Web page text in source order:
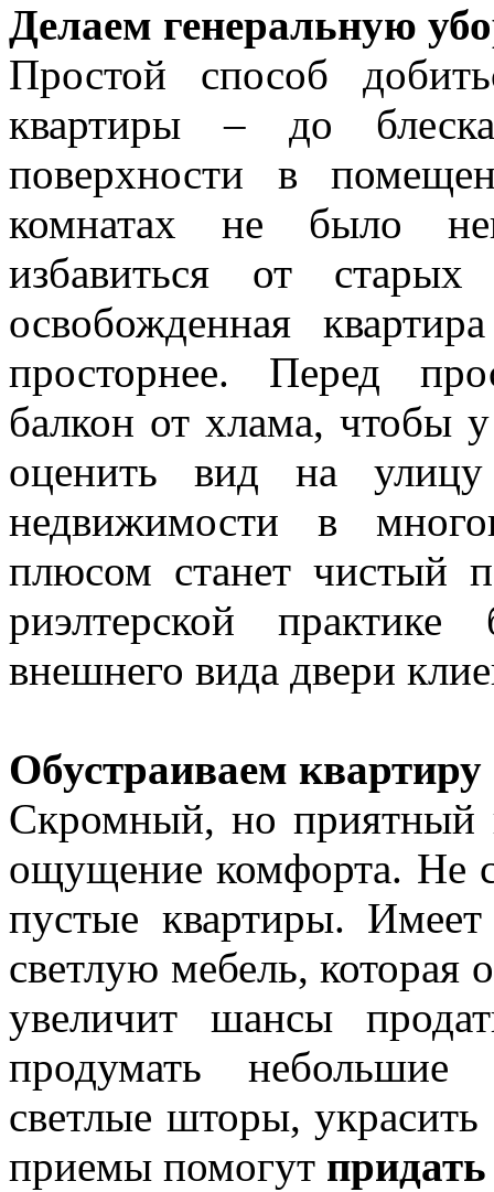
Делаем генеральную
Простой способ
квартиры – до
поверхности в
комнатах не было
избавиться от
освобожденная
просторнее. Перед
балкон от хлама, чтобы
оценить вид на
недвижимости в
плюсом станет чистый
риэлтерской
внешнего вида двери
Обустраиваем квартиру
Скромный, но приятный
ощущение комфорта. Не
пустые квартиры.
светлую мебель, которая
увеличит шансы
продумать небольшие
светлые шторы,
приемы помогут